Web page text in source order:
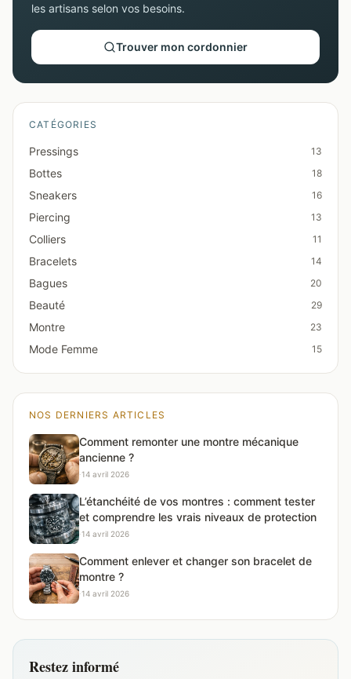
les artisans selon vos besoins.
Trouver mon cordonnier
CATÉGORIES
Pressings 13
Bottes 18
Sneakers 16
Piercing 13
Colliers 11
Bracelets 14
Bagues 20
Beauté 29
Montre 23
Mode Femme 15
NOS DERNIERS ARTICLES
Comment remonter une montre mécanique
ancienne ?
·14 avril 2026
L’étanchéité de vos montres : comment tester
et comprendre les vrais niveaux de protection
·14 avril 2026
Comment enlever et changer son bracelet de
montre ?
·14 avril 2026
Restez informé